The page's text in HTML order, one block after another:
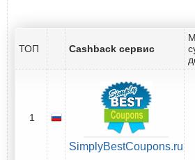
ТОП Cashback сервис
1
SimplyBestCoupons.ru